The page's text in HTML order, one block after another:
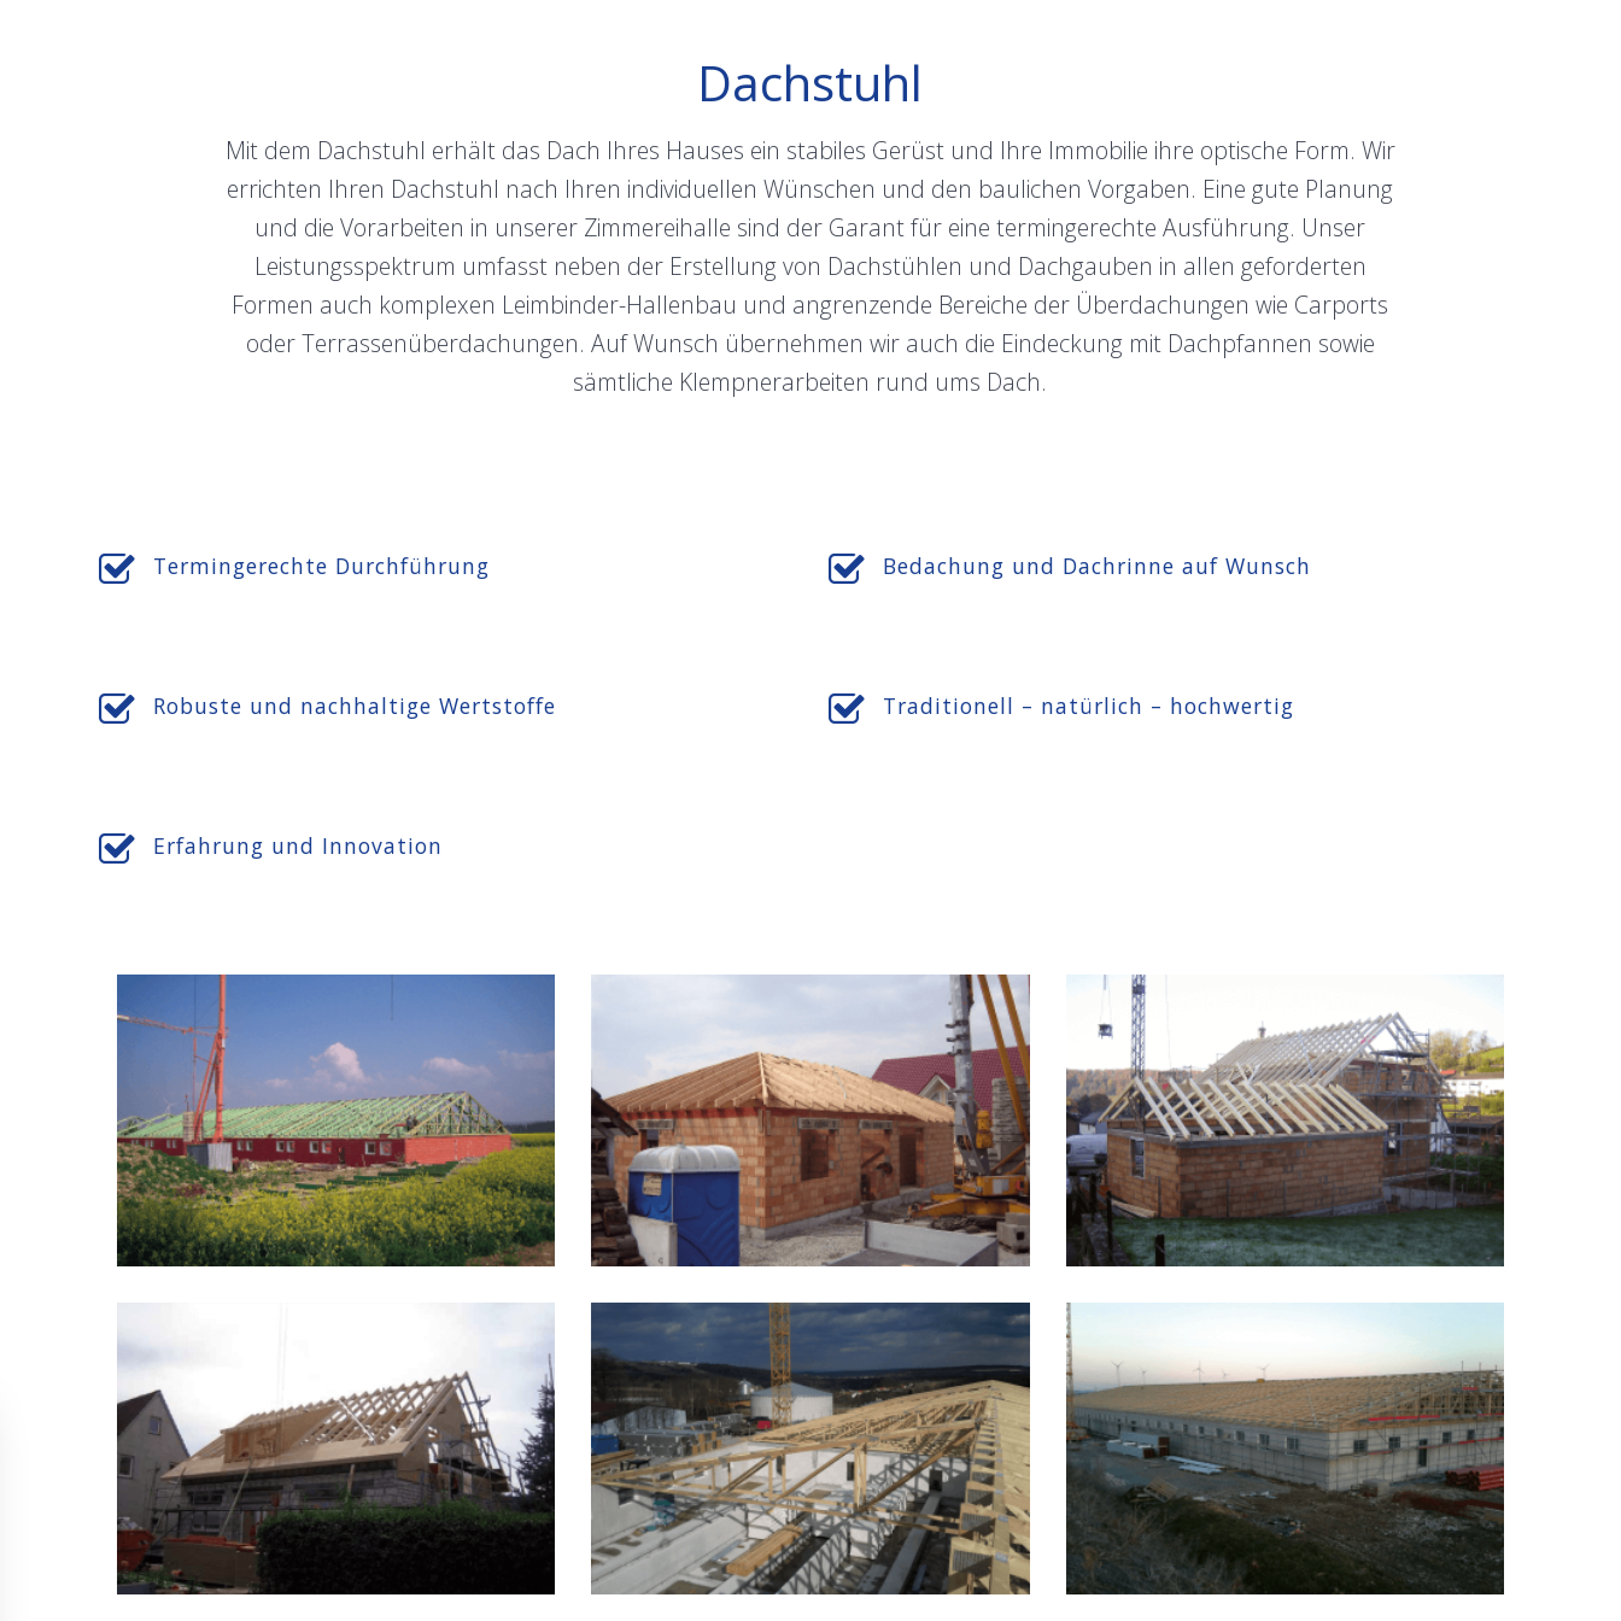
Dachstuhl
Mit dem Dachstuhl erhält das Dach Ihres Hauses ein stabiles Gerüst und Ihre Immobilie ihre optische Form. Wir
errichten Ihren Dachstuhl nach Ihren individuellen Wünschen und den baulichen Vorgaben. Eine gute Planung
und die Vorarbeiten in unserer Zimmereihalle sind der Garant für eine termingerechte Ausführung. Unser
Leistungsspektrum umfasst neben der Erstellung von Dachstühlen und Dachgauben in allen geforderten
Formen auch komplexen Leimbinder-Hallenbau und angrenzende Bereiche der Überdachungen wie Carports
oder Terrassenüberdachungen. Auf Wunsch übernehmen wir auch die Eindeckung mit Dachpfannen sowie
sämtliche Klempnerarbeiten rund ums Dach.
Termingerechte Durchführung Bedachung und Dachrinne auf Wunsch
Robuste und nachhaltige Wertstoffe Traditionell – natürlich – hochwertig
Erfahrung und Innovation